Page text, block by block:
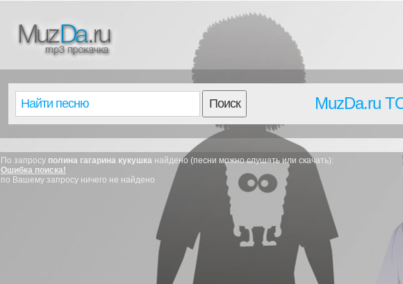
Поиск MuzDa.ru
По запросу полина гагарина кукушка найдено (песни можно слушать или скачать):
Ошибка поиска!
по Вашему запросу ничего не найдено